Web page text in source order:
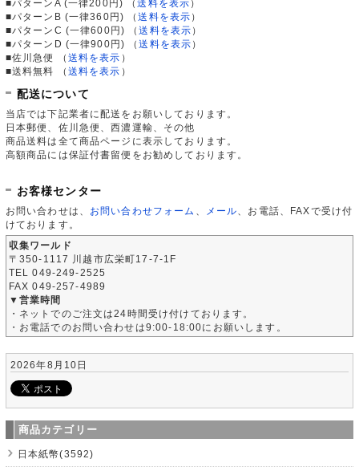
■パターンA (一律200円) （送料を表示 ）
■パターンB (一律360円)
（送料を表示 ）
■パターンC (一律600円)
（送料を表示 ）
■パターンD (一律900円)
（送料を表示 ）
■佐川急便
（ 送料を表示 ）
■送料無料
（ 送料を表示 ）
配送について
当店では下記業者に配送をお願いしております。
日本郵便、佐川急便、西濃運輸、その他
商品送料は全て商品ページに表示しております。
高額商品には保証付書留便をお勧めしております。
お客様センター
お問い合わせは、 お問い合わせフォーム メール 、お電話、FAXで受け付
けております。
収集ワールド
〒350-1117 川越市広栄町17-7-1F
TEL 049-249-2525
FAX 049-257-4989
▼営業時間
・ネットでのご注文は24時間受け付けております。
・お電話でのお問い合わせは9:00-18:00にお願いします。
2026年8月10日
商品カテゴリー
日本紙幣(3592)